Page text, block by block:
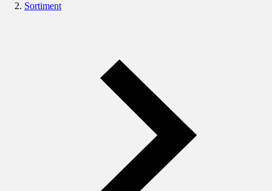
Sortiment